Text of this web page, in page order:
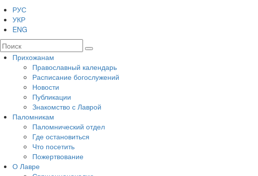
РУС
УКР
ENG
Прихожанам
Православный календарь
Расписание богослужений
Новости
Публикации
Знакомство с Лаврой
Паломникам
Паломнический отдел
Где остановиться
Что посетить
Пожертвование
О Лавре